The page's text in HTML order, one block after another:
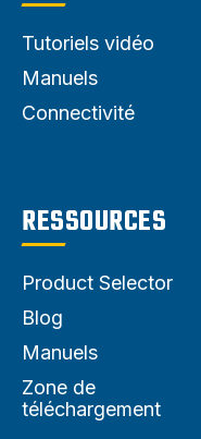
Tutoriels vidéo
Manuels
Connectivité
RESSOURCES
Product Selector
Blog
Manuels
Zone de
téléchargement